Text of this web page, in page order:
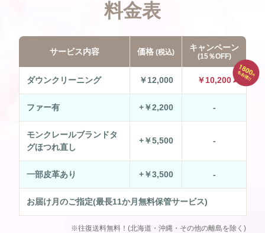
料金表
サービス内容 価格 (税込) キャンペーン
(15％OFF)
ダウンクリーニング ￥12,000 ￥10,200
ファー有 +￥2,200 -
モンクレールブランドタ
グほつれ直し
+￥5,500 -
一部皮革あり +￥3,500 -
お届け月のご指定(最長11か月無料保管サービス)
※往復送料無料！(北海道・沖縄・その他の離島を除く)